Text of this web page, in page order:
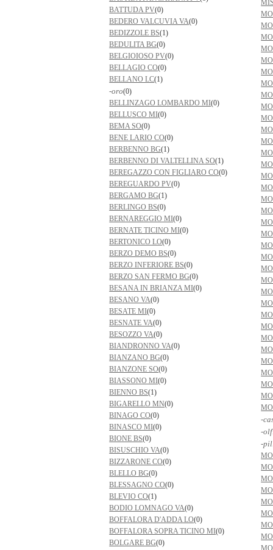
BATTUDA PV(0)
BEDERO VALCUVIA VA(0)
BEDIZZOLE BS(1)
BEDULITA BG(0)
BELGIOIOSO PV(0)
BELLAGIO CO(0)
BELLANO LC(1)
-oro(0)
BELLINZAGO LOMBARDO MI(0)
BELLUSCO MI(0)
BEMA SO(0)
BENE LARIO CO(0)
BERBENNO BG(1)
BERBENNO DI VALTELLINA SO(1)
BEREGAZZO CON FIGLIARO CO(0)
BEREGUARDO PV(0)
BERGAMO BG(1)
BERLINGO BS(0)
BERNAREGGIO MI(0)
BERNATE TICINO MI(0)
BERTONICO LO(0)
BERZO DEMO BS(0)
BERZO INFERIORE BS(0)
BERZO SAN FERMO BG(0)
BESANA IN BRIANZA MI(0)
BESANO VA(0)
BESATE MI(0)
BESNATE VA(0)
BESOZZO VA(0)
BIANDRONNO VA(0)
BIANZANO BG(0)
BIANZONE SO(0)
BIASSONO MI(0)
BIENNO BS(1)
BIGARELLO MN(0)
BINAGO CO(0)
BINASCO MI(0)
BIONE BS(0)
BISUSCHIO VA(0)
BIZZARONE CO(0)
BLELLO BG(0)
BLESSAGNO CO(0)
BLEVIO CO(1)
BODIO LOMNAGO VA(0)
BOFFALORA D'ADDA LO(0)
BOFFALORA SOPRA TICINO MI(0)
BOLGARE BG(0)
-
-
-